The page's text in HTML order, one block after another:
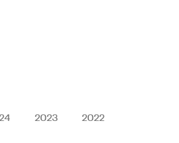
2023 2022